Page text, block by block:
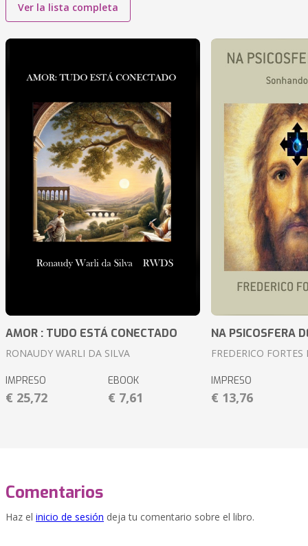
Ver la lista completa
AMOR : TUDO ESTÁ CONECTADO
RONAUDY WARLI DA SILVA
IMPRESO
€ 25,72
EBOOK
€ 7,61
NA PSICOSFERA
FREDERICO FORTES
IMPRESO
€ 13,76
Comentarios
Haz el inicio de sesión deja tu comentario sobre el libro.